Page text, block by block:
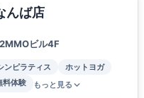
んば店
ビル4F
ンピラティス
ホットヨガ
料体験 もっと見る